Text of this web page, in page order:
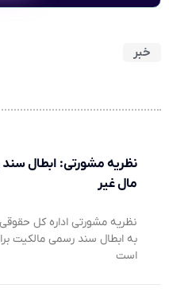
خبر
نظریه مشورتی: ابطال سند
مال غیر
نظریه مشورتی اداره کل
به ابطال سند رسمی مالکیت
است